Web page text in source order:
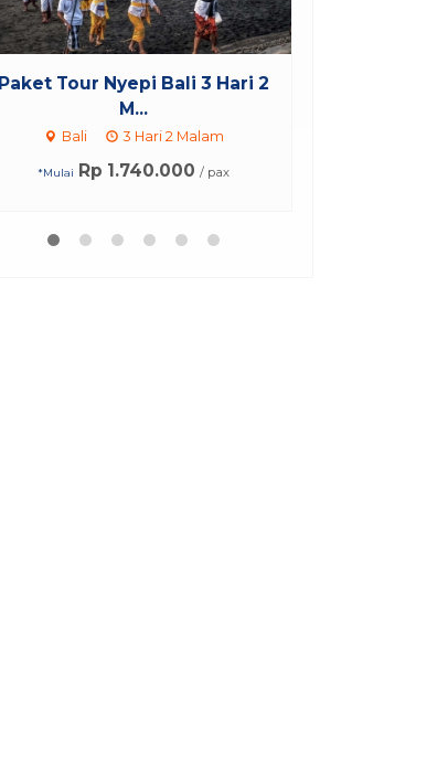
Tiket Tari Barong Batubulan
Rp 100.000